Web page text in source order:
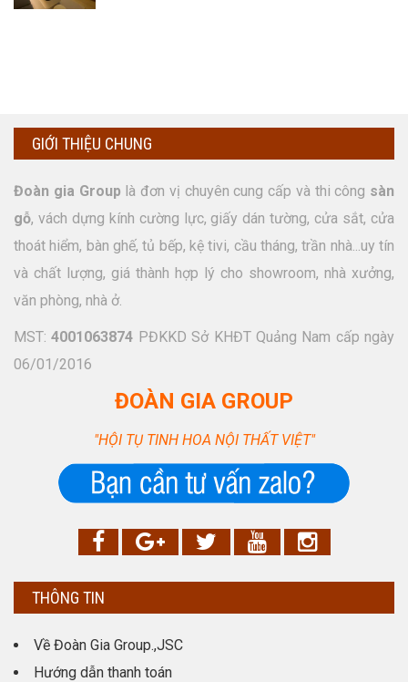
GIỚI THIỆU CHUNG
Đoàn gia Group là đơn vị chuyên cung cấp và thi công sàn
gỗ, vách dựng kính cường lực, giấy dán tường, cửa sắt, cửa
thoát hiểm, bàn ghế, tủ bếp, kệ tivi, cầu tháng, trần nhà...uy tín
và chất lượng, giá thành hợp lý cho showroom, nhà xưởng,
văn phòng, nhà ở.
MST:4001063874 PĐKKD Sở KHĐT Quảng Nam cấp ngày
06/01/2016
ĐOÀN GIA GROUP
"HỘI TỤ TINH HOA NỘI THẤT VIỆT"
THÔNG TIN
Về Đoàn Gia Group.,JSC
Hướng dẫn thanh toán